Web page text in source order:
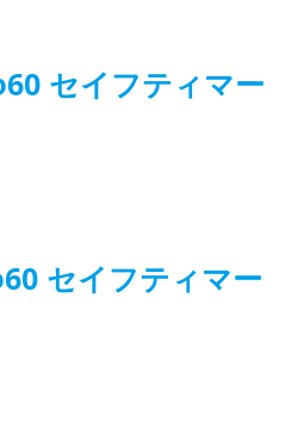
セイフティマー
セイフティマー